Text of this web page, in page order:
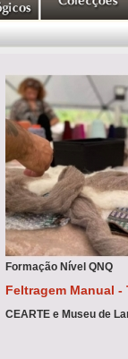
Formação Nível QNQ
Feltragem Manual -
CEARTE e Museu de